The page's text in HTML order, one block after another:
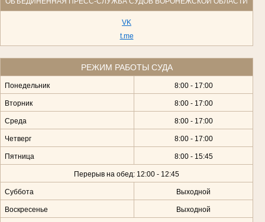
VK
t.me
РЕЖИМ РАБОТЫ СУДА
Понедельник 8:00 - 17:00
Вторник 8:00 - 17:00
Среда 8:00 - 17:00
Четверг 8:00 - 17:00
Пятница 8:00 - 15:45
Перерыв на обед: 12:00 - 12:45
Суббота Выходной
Воскресенье Выходной